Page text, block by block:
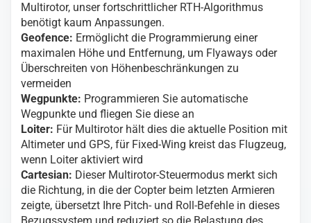
Multirotor, unser fortschrittlicher RTH-Algorithmus
benötigt kaum Anpassungen.
Geofence: Ermöglicht die Programmierung einer
maximalen Höhe und Entfernung, um Flyaways oder
Überschreiten von Höhenbeschränkungen zu
vermeiden
Wegpunkte: Programmieren Sie automatische
Wegpunkte und fliegen Sie diese an
Loiter: Für Multirotor hält dies die aktuelle Position mit
Altimeter und GPS, für Fixed-Wing kreist das Flugzeug,
wenn Loiter aktiviert wird
Cartesian: Dieser Multirotor-Steuermodus merkt sich
die Richtung, in die der Copter beim letzten Armieren
zeigte, übersetzt Ihre Pitch- und Roll-Befehle in dieses